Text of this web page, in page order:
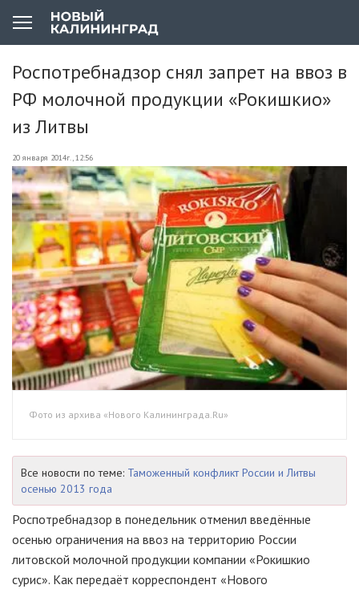
Роспотребнадзор снял запрет на ввоз в
РФ молочной продукции «Рокишкио»
из Литвы
20 января 2014г., 12:56
Фото из архива «Нового Калининграда.Ru»
Все новости по теме: Таможенный конфликт России и Литвы
осенью 2013 года
Роспотребнадзор в понедельник отменил введённые
осенью ограничения на ввоз на территорию России
литовской молочной продукции компании «Рокишкио
сурис». Как передаёт корреспондент «Нового